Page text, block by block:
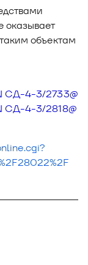
оказывает
объектам
СД-4-3/2733@
СД-4-3/2818@